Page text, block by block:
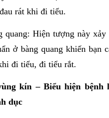
rát khi đi tiểu.
quang: Hiện tượng này xảy
ở bàng quang khiến bạn
đi tiểu, đi tiểu rắt.
kín – Biểu hiện bệnh
dục